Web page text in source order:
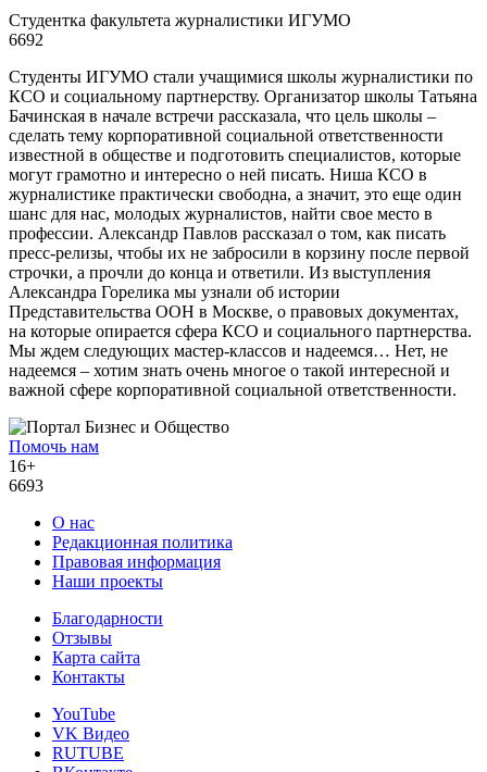
Студентка факультета журналистики ИГУМО
6692
Студенты ИГУМО стали учащимися школы журналистики по
КСО и социальному партнерству. Организатор школы Татьяна
Бачинская в начале встречи рассказала, что цель школы –
сделать тему корпоративной социальной ответственности
известной в обществе и подготовить специалистов, которые
могут грамотно и интересно о ней писать. Ниша КСО в
журналистике практически свободна, а значит, это еще один
шанс для нас, молодых журналистов, найти свое место в
профессии. Александр Павлов рассказал о том, как писать
пресс-релизы, чтобы их не забросили в корзину после первой
строчки, а прочли до конца и ответили. Из выступления
Александра Горелика мы узнали об истории
Представительства ООН в Москве, о правовых документах,
на которые опирается сфера КСО и социального партнерства.
Мы ждем следующих мастер-классов и надеемся… Нет, не
надеемся – хотим знать очень многое о такой интересной и
важной сфере корпоративной социальной ответственности.
Помочь нам
16+
6693
О нас
Редакционная политика
Правовая информация
Наши проекты
Благодарности
Отзывы
Карта сайта
Контакты
YouTube
VK Видео
RUTUBE